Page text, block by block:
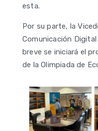
esta.
Por su parte, la
Comunicación
breve se iniciará el
de la Olimpiada de